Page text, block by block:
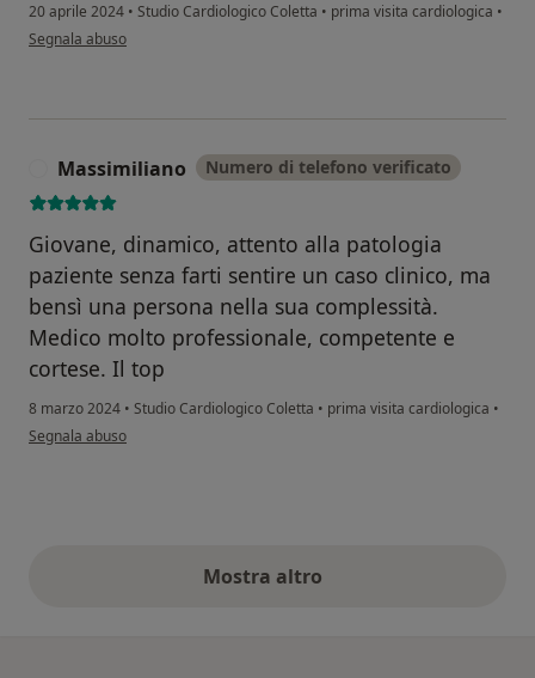
20 aprile 2024 • Studio Cardiologico Coletta • prima visita cardiologica •
secondo l'opinione dell'utente G. S.
Segnala abuso
Massimiliano Numero di telefono verificato
Giovane, dinamico, attento alla patologia
paziente senza farti sentire un caso clinico, ma
bensì una persona nella sua complessità.
Medico molto professionale, competente e
cortese. Il top
8 marzo 2024 • Studio Cardiologico Coletta • prima visita cardiologica •
secondo l'opinione dell'utente Massimiliano
Segnala abuso
Mostra altroopinioni di cui sopra